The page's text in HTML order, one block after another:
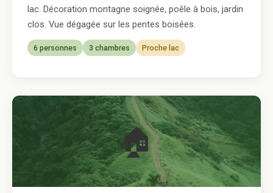
lac. Décoration montagne soignée, poêle à bois, jardin
clos. Vue dégagée sur les pentes boisées.
6 personnes 3 chambres Proche lac
🏠